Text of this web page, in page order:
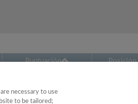
Puntuación Posición
necessary to use
to be tailored;